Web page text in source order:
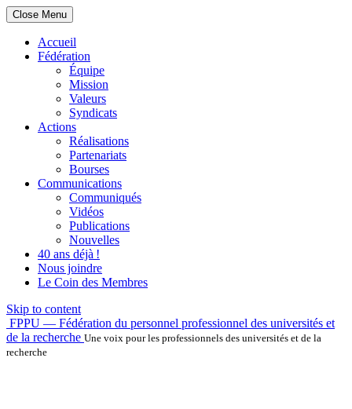
Close Menu
Accueil
Fédération
Équipe
Mission
Valeurs
Syndicats
Actions
Réalisations
Partenariats
Bourses
Communications
Communiqués
Vidéos
Publications
Nouvelles
40 ans déjà !
Nous joindre
Le Coin des Membres
Skip to content
FPPU — Fédération du personnel professionnel des universités et
de la recherche Une voix pour les professionnels des universités et de la
recherche